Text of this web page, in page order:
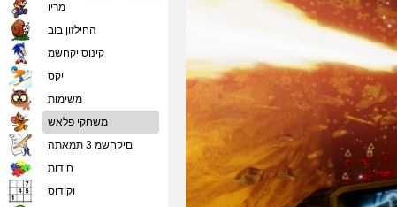
מריו
החילזון בוב
קינוס יקחשמ
יִקס
משימות
משחקי פלאש
םיקחשמ 3 תמאתה
חידות
וקודוס